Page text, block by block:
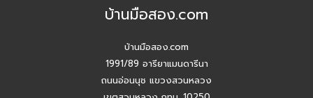
สัมมนาวันนี้ เพื่อยอดขายที่เติบโตในวันหน้า
สัมมนา AGENT บ้านมือสอง.com วันพุธ 24 ธ.ค. 68
กิจกรรมปีใหม่ บ้านมือสอง.com
บ้านมือสอง.com
บ้านมือสอง.com
1991/89 อารียาแมนดารีนา
ถนนอ่อนนุช แขวงสวนหลวง